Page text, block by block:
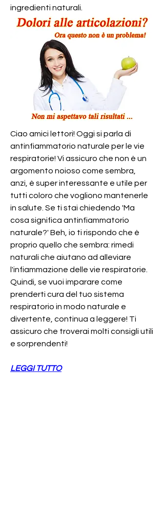
ingredienti naturali.
Ciao amici lettori! Oggi si parla di
antinfiammatorio naturale per le vie
respiratorie! Vi assicuro che non è un
argomento noioso come sembra,
anzi, è super interessante e utile per
tutti coloro che vogliono mantenerle
in salute. Se ti stai chiedendo 'Ma
cosa significa antinfiammatorio
naturale?' Beh, io ti rispondo che è
proprio quello che sembra: rimedi
naturali che aiutano ad alleviare
l'infiammazione delle vie respiratorie.
Quindi, se vuoi imparare come
prenderti cura del tuo sistema
respiratorio in modo naturale e
divertente, continua a leggere! Ti
assicuro che troverai molti consigli utili
e sorprendenti!
LEGGI TUTTO